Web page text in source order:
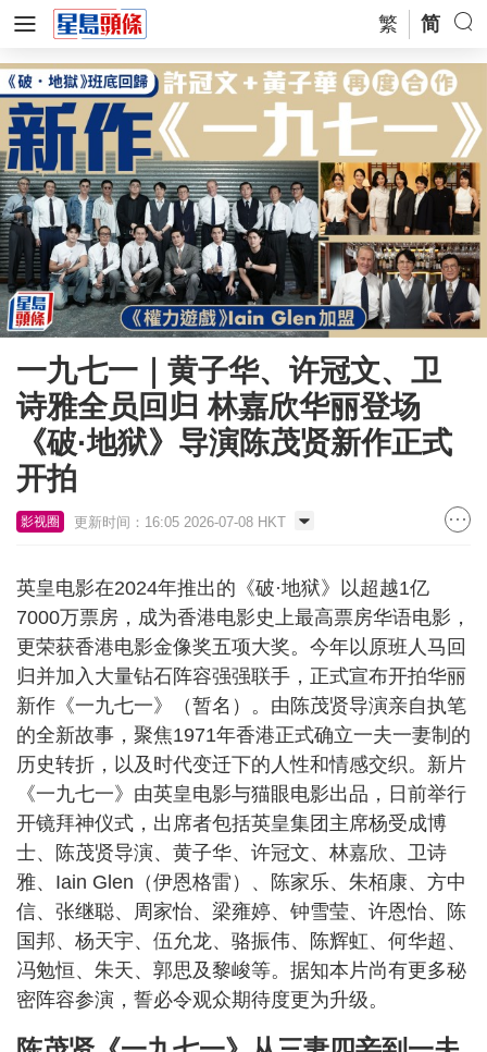
繁 简
一九七一｜黄子华、许冠文、卫
诗雅全员回归 林嘉欣华丽登场
《破·地狱》导演陈茂贤新作正式
开拍
影视圈 更新时间：16:05 2026-07-08 HKT
英皇电影在2024年推出的《破·地狱》以超越1亿
7000万票房，成为香港电影史上最高票房华语电影，
更荣获香港电影金像奖五项大奖。今年以原班人马回
归并加入大量钻石阵容强强联手，正式宣布开拍华丽
新作《一九七一》（暂名）。由陈茂贤导演亲自执笔
的全新故事，聚焦1971年香港正式确立一夫一妻制的
历史转折，以及时代变迁下的人性和情感交织。新片
《一九七一》由英皇电影与猫眼电影出品，日前举行
开镜拜神仪式，出席者包括英皇集团主席杨受成博
士、陈茂贤导演、黄子华、许冠文、林嘉欣、卫诗
雅、Iain Glen（伊恩格雷）、陈家乐、朱栢康、方中
信、张继聪、周家怡、梁雍婷、钟雪莹、许恩怡、陈
国邦、杨天宇、伍允龙、骆振伟、陈辉虹、何华超、
冯勉恒、朱天、郭思及黎峻等。据知本片尚有更多秘
密阵容参演，誓必令观众期待度更为升级。